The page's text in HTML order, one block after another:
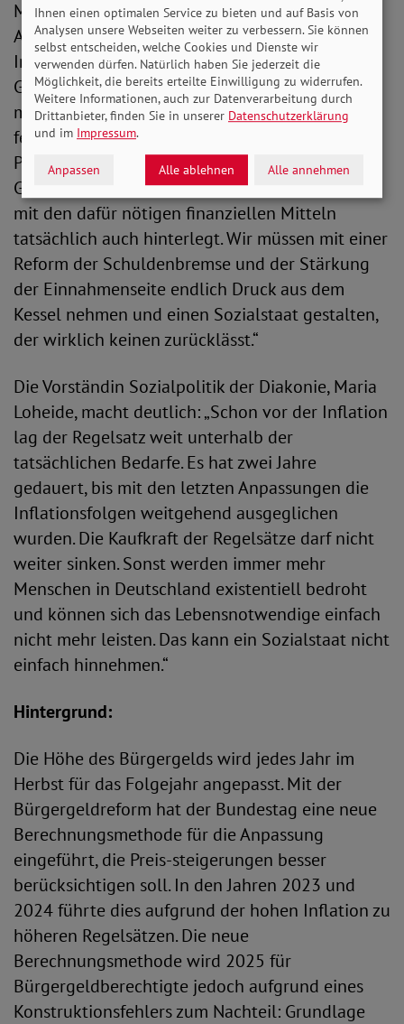
Michael Groß, Vorsitzender des Präsidiums der
Arbeiterwohlfahrt, fordert: „Ein anständiger
Inflationsausgleich für die Ärmsten in unserer
Gesellschaft ist eine Frage des Anstands und
muss daher selbstverständlich sein. Was derzeit
fehlt, ist der Mut für eine zukunftsorientierte
Politik, die zuerst Ziele für eine gerechtere
Gesellschaft formuliert und im zweiten Schritt
mit den dafür nötigen finanziellen Mitteln
tatsächlich auch hinterlegt. Wir müssen mit einer
Reform der Schuldenbremse und der Stärkung
der Einnahmenseite endlich Druck aus dem
Kessel nehmen und einen Sozialstaat gestalten,
der wirklich keinen zurücklässt.“
Die Vorständin Sozialpolitik der Diakonie, Maria
Loheide, macht deutlich: „Schon vor der Inflation
lag der Regelsatz weit unterhalb der
tatsächlichen Bedarfe. Es hat zwei Jahre
gedauert, bis mit den letzten Anpassungen die
Inflationsfolgen weitgehend ausgeglichen
wurden. Die Kaufkraft der Regelsätze darf nicht
weiter sinken. Sonst werden immer mehr
Menschen in Deutschland existentiell bedroht
und können sich das Lebensnotwendige einfach
nicht mehr leisten. Das kann ein Sozialstaat nicht
einfach hinnehmen.“
Hintergrund:
Die Höhe des Bürgergelds wird jedes Jahr im
Herbst für das Folgejahr angepasst. Mit der
Bürgergeldreform hat der Bundestag eine neue
Berechnungsmethode für die Anpassung
eingeführt, die Preis-steigerungen besser
berücksichtigen soll. In den Jahren 2023 und
2024 führte dies aufgrund der hohen Inflation zu
höheren Regelsätzen. Die neue
Berechnungsmethode wird 2025 für
Bürgergeldberechtigte jedoch aufgrund eines
Konstruktionsfehlers zum Nachteil: Grundlage
Ihnen einen optimalen Service zu bieten und auf Basis von
Analysen unsere Webseiten weiter zu verbessern. Sie können
selbst entscheiden, welche Cookies und Dienste wir
verwenden dürfen. Natürlich haben Sie jederzeit die
Möglichkeit, die bereits erteilte Einwilligung zu widerrufen.
Weitere Informationen, auch zur Datenverarbeitung durch
Drittanbieter, finden Sie in unserer Datenschutzerklärung
und im Impressum.
Anpassen Alle ablehnen Alle annehmen